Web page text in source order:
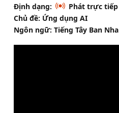
Định dạng:
Phát trực tiếp
Chủ đề: Ứng dụng AI
Ngôn ngữ: Tiếng Tây Ban Nha